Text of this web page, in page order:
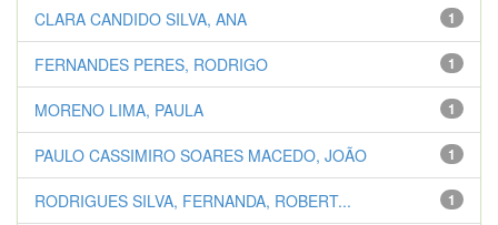
1
CLARA CANDIDO SILVA, ANA
1
FERNANDES PERES, RODRIGO
1
MORENO LIMA, PAULA
1
PAULO CASSIMIRO SOARES MACEDO, JOÃO
1
RODRIGUES SILVA, FERNANDA, ROBERT...